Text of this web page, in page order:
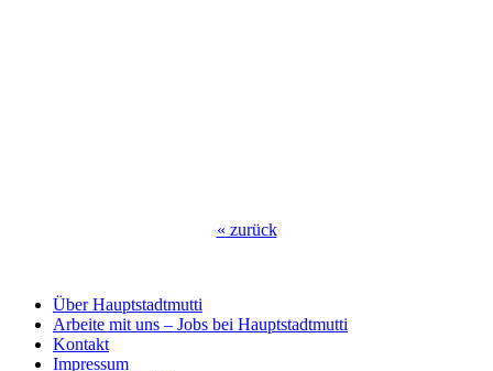
« zurück
Über Hauptstadtmutti
Arbeite mit uns – Jobs bei Hauptstadtmutti
Kontakt
Impressum